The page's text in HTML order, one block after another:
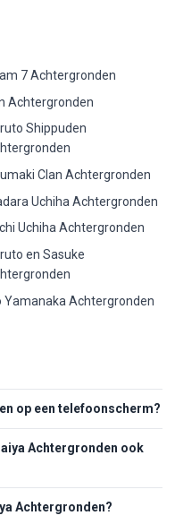
7 Achtergronden
Achtergronden
Shippuden
Clan Achtergronden
Uchiha Achtergronden
Uchiha Achtergronden
en Sasuke
Yamanaka Achtergronden
op een telefoonscherm?
Achtergronden ook
Achtergronden?